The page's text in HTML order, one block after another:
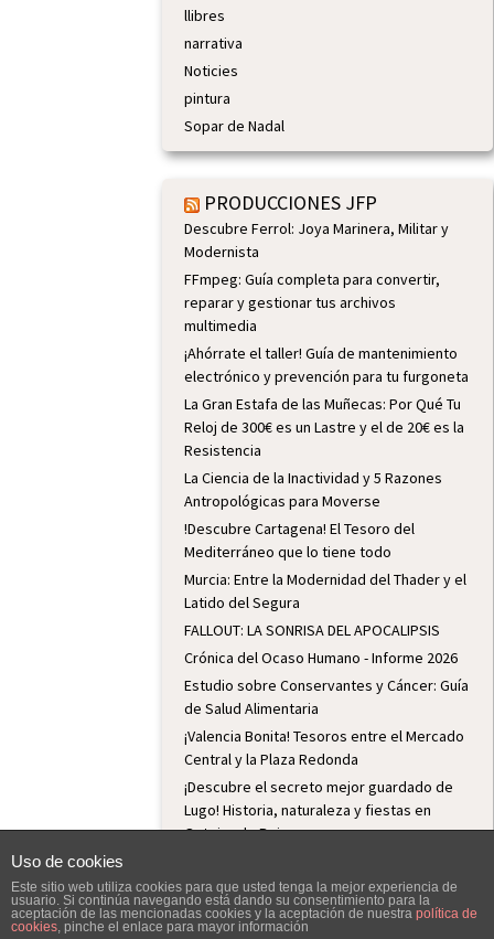
llibres
narrativa
Noticies
pintura
Sopar de Nadal
PRODUCCIONES JFP
Descubre Ferrol: Joya Marinera, Militar y
Modernista
FFmpeg: Guía completa para convertir,
reparar y gestionar tus archivos
multimedia
¡Ahórrate el taller! Guía de mantenimiento
electrónico y prevención para tu furgoneta
La Gran Estafa de las Muñecas: Por Qué Tu
Reloj de 300€ es un Lastre y el de 20€ es la
Resistencia
La Ciencia de la Inactividad y 5 Razones
Antropológicas para Moverse
!Descubre Cartagena! El Tesoro del
Mediterráneo que lo tiene todo
Murcia: Entre la Modernidad del Thader y el
Latido del Segura
FALLOUT: LA SONRISA DEL APOCALIPSIS
Crónica del Ocaso Humano - Informe 2026
Estudio sobre Conservantes y Cáncer: Guía
de Salud Alimentaria
¡Valencia Bonita! Tesoros entre el Mercado
Central y la Plaza Redonda
¡Descubre el secreto mejor guardado de
Lugo! Historia, naturaleza y fiestas en
Outeiro de Rei
Python: El Lenguaje de Programación para
el Futuro
Uso de cookies
Este sitio web utiliza cookies para que usted tenga la mejor experiencia de
usuario. Si continúa navegando está dando su consentimiento para la
aceptación de las mencionadas cookies y la aceptación de nuestra política de
cookies, pinche el enlace para mayor información